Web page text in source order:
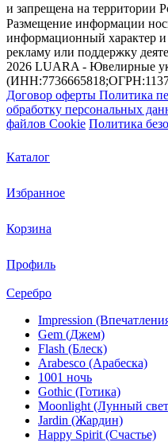
и запрещена на территории
Размещение информации
информационный характер и
рекламу или поддержку
2026 LUARA - Ювелирные
Договор оферты Политика
обработку персональных
файлов Cookie Политика
Каталог
Избранное
Корзина
Профиль
Серебро
Impression
Gem (Джем)
Flash (Блеск)
Arabesco (Арабеска)
1001 ночь
Gothic (Готика)
Moonlight (Лунный
Jardin (Жардин)
Happy Spirit (Счастье)